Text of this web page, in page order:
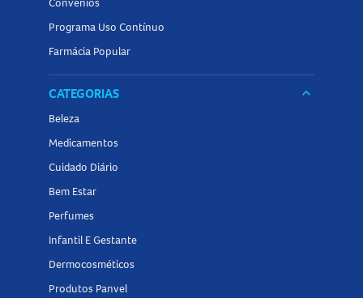
Programa Uso Contínuo
Farmácia Popular
CATEGORIAS keyboard_arrow_down
Beleza
Medicamentos
Cuidado Diário
Bem Estar
Perfumes
Infantil E Gestante
Dermocosméticos
Produtos Panvel